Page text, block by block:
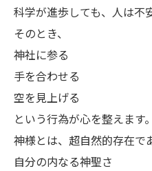
科学が進歩しても、人は不
そのとき、
神社に参る
手を合わせる
空を見上げる
という行為が心を整えます。
神様とは、超自然的存在で
自分の内なる神聖さ